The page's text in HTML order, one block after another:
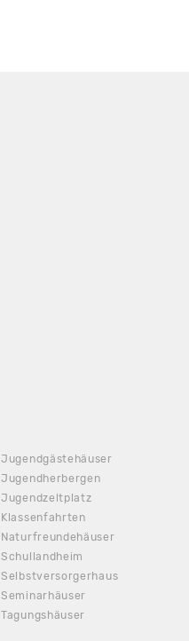
Jugendgästehäuser
Jugendherbergen
Jugendzeltplatz
Klassenfahrten
Naturfreundehäuser
Schullandheim
Selbstversorgerhaus
Seminarhäuser
Tagungshäuser